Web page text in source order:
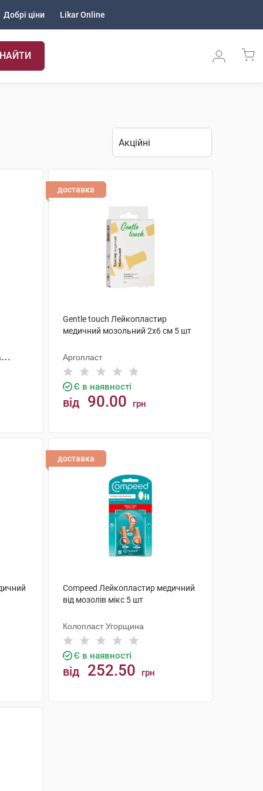
Добрі ціни Likar Online
доставка
Gentle touch Лейкопластир
медичний мозольний 2х6 см 5 шт
Аргопласт
Є в наявності
від 90.00 грн
доставка
Compeed Лейкопластир медичний
від мозолів мікс 5 шт
Колопласт Угорщина
Є в наявності
від 252.50 грн